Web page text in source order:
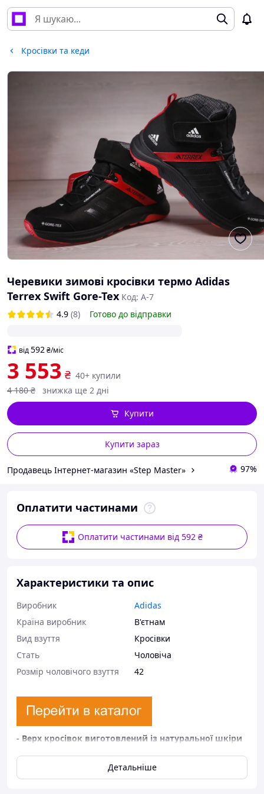
Кросівки та кеди
Черевики зимові кросівки термо Adidas
Terrex Swift Gore-Tex Код: А-7
4.9 (8) Готово до відправки
від592₴/міс
3 553 ₴ 40+ купили
4 180 ₴ знижка ще 2 дні
Купити зараз
Купити
Продавець Інтернет-магазин «Step Master» 97%
Оплатити частинами
Оплатити частинами від 592 ₴
Характеристики та опис
Виробник
Adidas
Країна виробник
В'єтнам
Вид взуття
Кросівки
Стать
Чоловіча
Розмір чоловічого взуття
42
- Верх кросівок виготовлений із натуральної шкіри
-
Мембрана GORE-TEX надасть повний захист від
мокрого снігу, дощу та бруду, але водночас
Детальніше